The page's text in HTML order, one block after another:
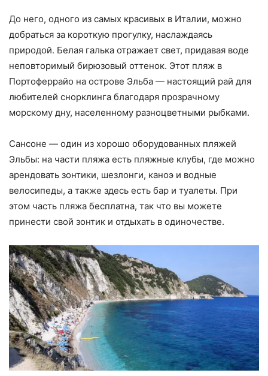
До него, одного из самых красивых в Италии, можно
добраться за короткую прогулку, наслаждаясь
природой. Белая галька отражает свет, придавая воде
неповторимый бирюзовый оттенок. Этот пляж в
Портоферрайо на острове Эльба — настоящий рай для
любителей снорклинга благодаря прозрачному
морскому дну, населенному разноцветными рыбками.
Сансоне — один из хорошо оборудованных пляжей
Эльбы: на части пляжа есть пляжные клубы, где можно
арендовать зонтики, шезлонги, каноэ и водные
велосипеды, а также здесь есть бар и туалеты. При
этом часть пляжа бесплатна, так что вы можете
принести свой зонтик и отдыхать в одиночестве.